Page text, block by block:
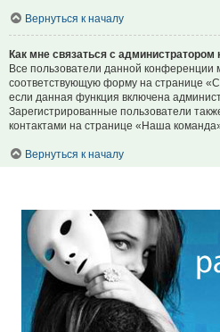
Вернуться к началу
Как мне связаться с администратором
Все пользователи данной конференции
соответствующую форму на странице
если данная функция включена
Зарегистрированные пользователи
контактами на странице «Наша
Вернуться к началу